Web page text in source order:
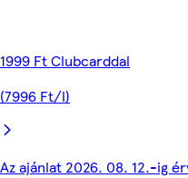
1999 Ft Clubcarddal
(7996 Ft/l)
Az ajánlat 2026. 08. 12.-ig